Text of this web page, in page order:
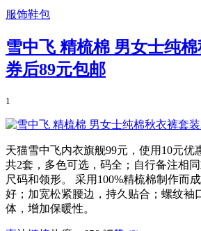
服饰鞋包
雪中飞 精梳棉 男女士纯
券后89元包邮
1
天猫雪中飞内衣旗舰99元，使用10元优
共2套，多色可选，码全；自行备注相同
尺码和领形。 采用100%精梳棉制作而
好；加宽松紧腰边，持久贴合；螺纹袖
体，增加保暖性。